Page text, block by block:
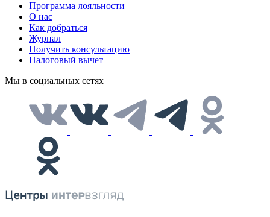
Программа лояльности
О нас
Как добраться
Журнал
Получить консультацию
Налоговый вычет
Мы в социальных сетях